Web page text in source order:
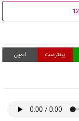
پینترست ایمیل